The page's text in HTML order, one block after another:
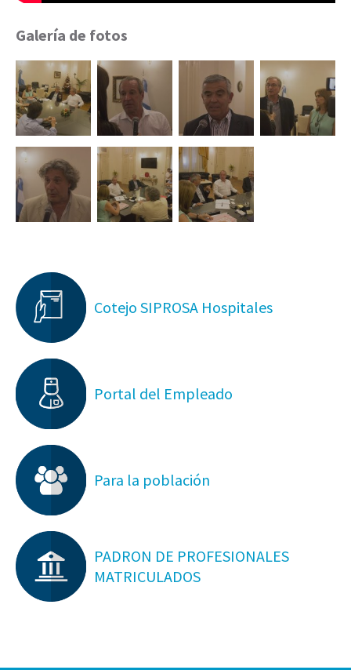
Galería de fotos
Cotejo SIPROSA Hospitales
Portal del Empleado
Para la población
PADRON DE PROFESIONALES
MATRICULADOS